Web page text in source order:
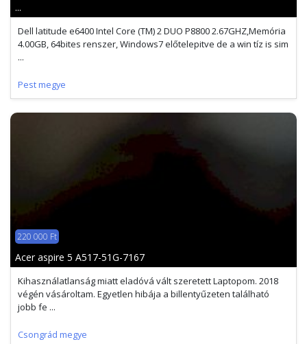
...
Dell latitude e6400 Intel Core (TM) 2 DUO P8800 2.67GHZ,Memória
4.00GB, 64bites renszer, Windows7 előtelepitve de a win tíz is sim
...
Pest megye
220 000 Ft
Acer aspire 5 A517-51G-7167
Kihasználatlanság miatt eladóvá vált szeretett Laptopom. 2018
végén vásároltam. Egyetlen hibája a billentyűzeten található
jobb fe ...
Csongrád megye